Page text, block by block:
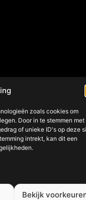
zoals cookies om
Door in te stemmen met
of unieke ID's op deze
intrekt, kan dit een
Bekijk